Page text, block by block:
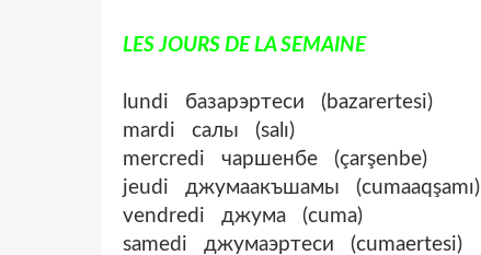
LES JOURS DE LA SEMAINE
lundi базарэртеси (bazarertesi)
mardi салы (salı)
mercredi чаршенбе (çarşenbe)
jeudi джумаакъшамы (cumaaqşamı)
vendredi джума (cuma)
samedi джумаэртеси (cumaertesi)